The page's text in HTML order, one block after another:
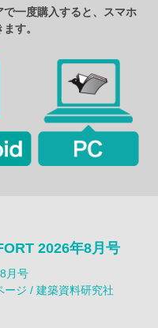
一度購入すると、スマホ
す。
2026年8月号
月号
ージ / 建築資料研究社